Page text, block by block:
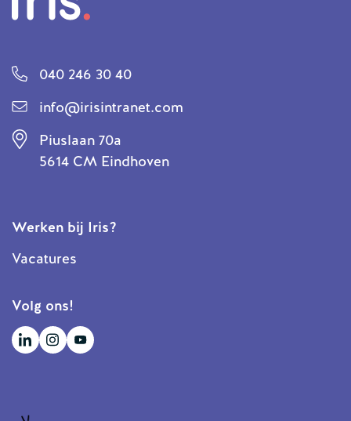
040 246 30 40
info@irisintranet.com
Piuslaan 70a
5614 CM Eindhoven
Werken bij Iris?
Vacatures
Volg ons!